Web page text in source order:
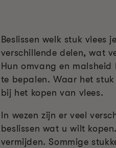
Beslissen welk stuk vlees
verschillende delen, wat
Hun omvang en
te bepalen. Waar het
bij het kopen van vlees.
In wezen zijn er veel
beslissen wat u wilt
vermijden. Sommige